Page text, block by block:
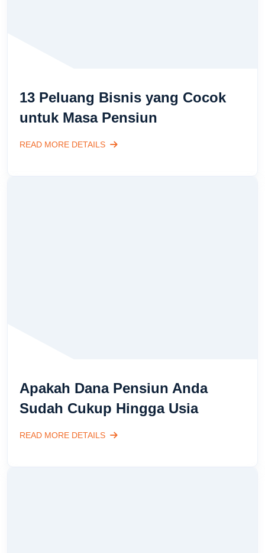
13 Peluang Bisnis yang Cocok
untuk Masa Pensiun
READ MORE DETAILS
Apakah Dana Pensiun Anda
Sudah Cukup Hingga Usia
READ MORE DETAILS